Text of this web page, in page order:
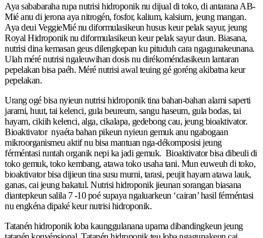
Aya sababaraha rupa nutrisi hidroponik nu dijual di toko, di antarana AB-
Mié anu di jerona aya nitrogén, fosfor, kalium, kalsium, jeung mangan.
Aya deui VeggieMié nu diformulasikeun husus keur pelak sayur, jeung
Royal Hidroponik nu diformulasikeun keur pelak sayur daun. Biasana,
nutrisi dina kemasan geus dilengkepan ku pituduh cara ngagunakeunana.
Ulah méré nutrisi ngaleuwihan dosis nu dirékoméndasikeun lantaran
pepelakan bisa paéh. Méré nutrisi awal teuing gé goréng akibatna keur
pepelakan.
Urang ogé bisa nyieun nutrisi hidroponik tina bahan-bahan alami saperti
jarami, huut, tai kelenci, gula beureum, sangu haseum, gula bodas, tai
hayam, cikiih kelenci, alga, cikalapa, gedebong cau, jeung bioaktivator.
Bioaktivator nyaéta bahan pikeun nyieun gemuk anu ngabogaan
mikroorganismeu aktif nu bisa mantuan nga-dékomposisi jeung
férméntasi runtah organik nepi ka jadi gemuk. Bioaktivator bisa dibeuli di
toko gemuk, toko kembang, atawa toko usaha tani. Mun euweuh di toko,
bioaktivator bisa dijieun tina susu murni, tarasi, peujit hayam atawa lauk,
ganas, cai jeung bakatul. Nutrisi hidroponik jieunan sorangan biasana
diantepkeun salila 7 -10 poé supaya ngaluarkeun ‘cairan’ hasil férméntasi
nu engkéna dipaké keur nutrisi hidroponik.
Tatanén hidroponik loba kaunggulanana upama dibandingkeun jeung